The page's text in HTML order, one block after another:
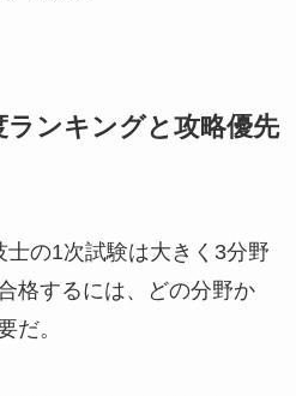
ランキングと攻略優先
の1次試験は大きく3分野
格するには、どの分野か
だ。